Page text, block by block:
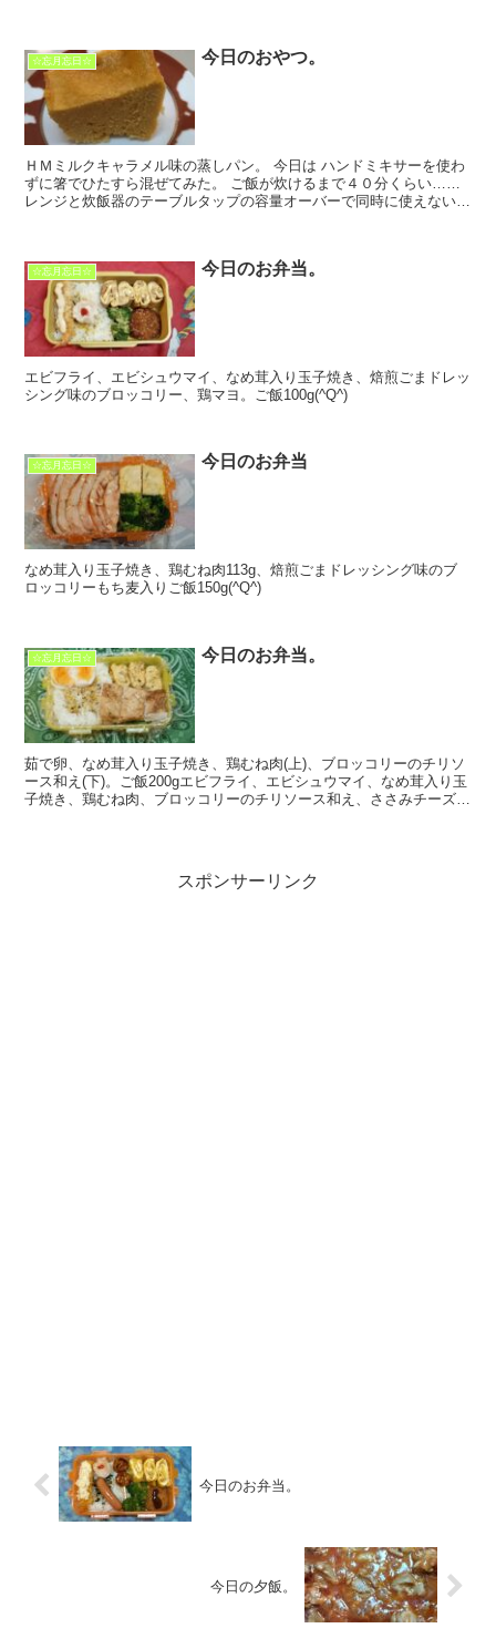
☆忘月忘日☆ 今日のおやつ。
ＨＭミルクキャラメル味の蒸しパン。 今日は ハンドミキサーを使わ
ずに箸でひたすら混ぜてみた。 ご飯が炊けるまで４０分くらい……
レンジと炊飯器のテーブルタップの容量オーバーで同時に使えないの
☆忘月忘日☆ 今日のお弁当。
エビフライ、エビシュウマイ、なめ茸入り玉子焼き、焙煎ごまドレッ
シング味のブロッコリー、鶏マヨ。ご飯100g(^Q^)
☆忘月忘日☆ 今日のお弁当
なめ茸入り玉子焼き、鶏むね肉113g、焙煎ごまドレッシング味のブ
ロッコリーもち麦入りご飯150g(^Q^)
☆忘月忘日☆ 今日のお弁当。
茹で卵、なめ茸入り玉子焼き、鶏むね肉(上)、ブロッコリーのチリソ
ース和え(下)。ご飯200gエビフライ、エビシュウマイ、なめ茸入り玉
子焼き、鶏むね肉、ブロッコリーのチリソース和え、ささみチーズフ
スポンサーリンク
今日のお弁当。
今日の夕飯。